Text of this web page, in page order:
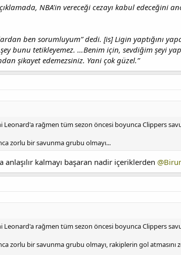
NBA'in vereceği cezayı kabul
ben sorumluyum” dedi. [is] Ligin yaptığını
bunu tetikleyemez. …Benim için, sevdiğim şeyi
şikayet edemezsiniz. Yani çok güzel.”
Leonard'a rağmen tüm sezon öncesi boyunca Clippers
zorlu bir savunma grubu olmayı...
kalmayı başaran nadir içeriklerden
Leonard'a rağmen tüm sezon öncesi boyunca Clippers
zorlu bir savunma grubu olmayı, rakiplerin gol atmasını